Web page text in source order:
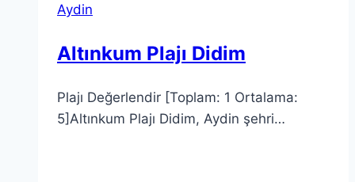
Aydin
Altınkum Plajı Didim
Plajı Değerlendir [Toplam: 1 Ortalama:
5]Altınkum Plajı Didim, Aydin şehri…